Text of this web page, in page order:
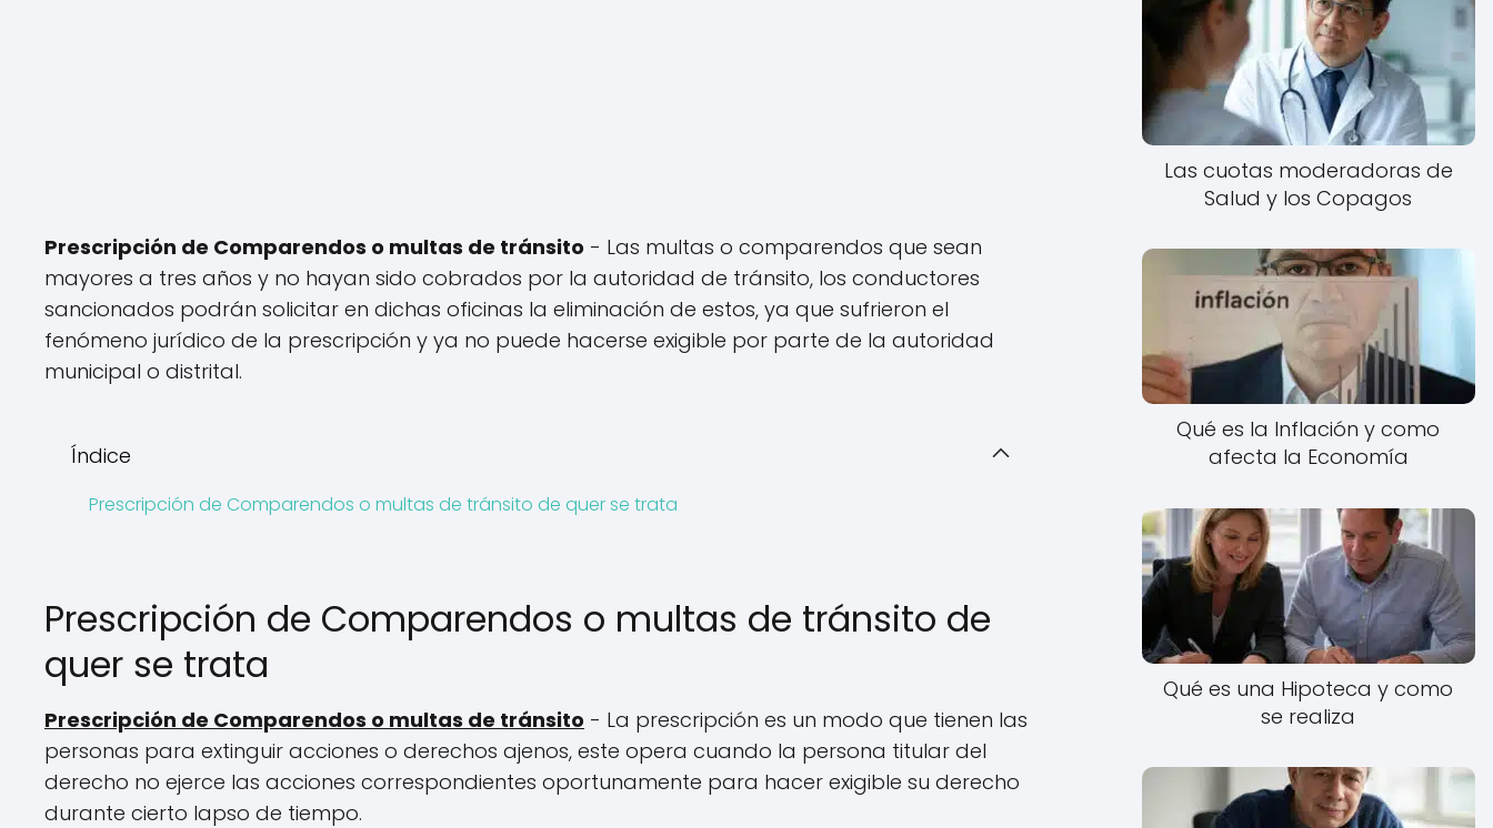
Prescripción de Comparendos o multas de tránsito - Las multas o comparendos que sean
mayores a tres años y no hayan sido cobrados por la autoridad de tránsito, los conductores
sancionados podrán solicitar en dichas oficinas la eliminación de estos, ya que sufrieron el
fenómeno jurídico de la prescripción y ya no puede hacerse exigible por parte de la autoridad
municipal o distrital.
Índice
Prescripción de Comparendos o multas de tránsito de quer se trata
Prescripción de Comparendos o multas de tránsito de
quer se trata
Prescripción de Comparendos o multas de tránsito - La prescripción es un modo que tienen las
personas para extinguir acciones o derechos ajenos, este opera cuando la persona titular del
derecho no ejerce las acciones correspondientes oportunamente para hacer exigible su derecho
durante cierto lapso de tiempo.
Las cuotas moderadoras de
Salud y los Copagos
Qué es la Inflación y como
afecta la Economía
Qué es una Hipoteca y como
se realiza